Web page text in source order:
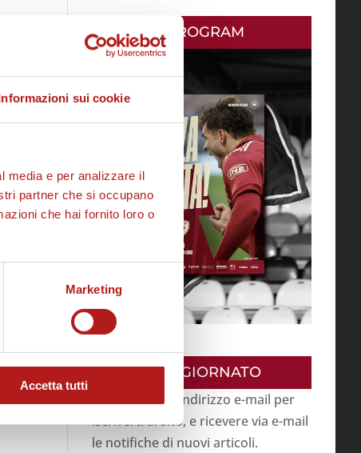
sui cookie
media e per analizzare il
partner che si occupano
che hai fornito loro o
Marketing
Accetta tutti
MATCH PROGRAM
RESTA AGGIORNATO
Inserisci il tuo indirizzo e-mail per
iscriverti al sito, e ricevere via e-mail
le notifiche di nuovi articoli.